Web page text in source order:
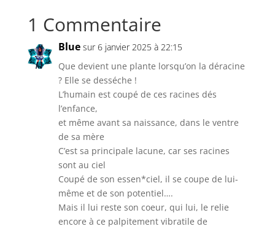
1 Commentaire
Blue sur 6 janvier 2025 à 22:15
Que devient une plante lorsqu’on la déracine
? Elle se desséche !
L’humain est coupé de ces racines dés
l’enfance,
et même avant sa naissance, dans le ventre
de sa mère
C’est sa principale lacune, car ses racines
sont au ciel
Coupé de son essen*ciel, il se coupe de lui-
même et de son potentiel….
Mais il lui reste son coeur, qui lui, le relie
encore à ce palpitement vibratile de